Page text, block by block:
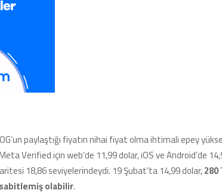
paylaştığı fiyatın nihai fiyat olma ihtimali epey
Verified için web’de 11,99 dolar, iOS ve Android’de
18,86 seviyelerindeydi. 19 Şubat’ta 14,99 dolar,280
sabitlemiş olabilir.